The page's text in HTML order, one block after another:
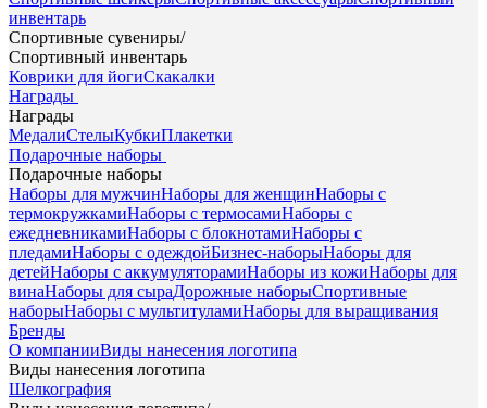
инвентарь
Спортивные сувениры/
Спортивный инвентарь
Коврики для йогиСкакалки
Награды
Награды
МедалиСтелыКубкиПлакетки
Подарочные наборы
Подарочные наборы
Наборы для мужчинНаборы для женщинНаборы с
термокружкамиНаборы с термосамиНаборы с
ежедневникамиНаборы с блокнотамиНаборы с
пледамиНаборы с одеждойБизнес-наборыНаборы для
детейНаборы с аккумуляторамиНаборы из кожиНаборы для
винаНаборы для сыраДорожные наборыСпортивные
наборыНаборы с мультитуламиНаборы для выращивания
Бренды
О компанииВиды нанесения логотипа
Виды нанесения логотипа
Шелкография